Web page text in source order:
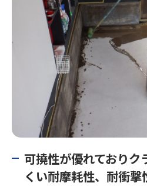
可撓性が優れておりク
くい耐摩耗性、耐衝撃